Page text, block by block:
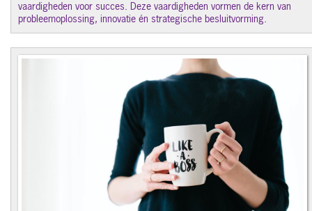
vaardigheden voor succes. Deze vaardigheden vormen de kern van
probleemoplossing, innovatie én strategische besluitvorming.